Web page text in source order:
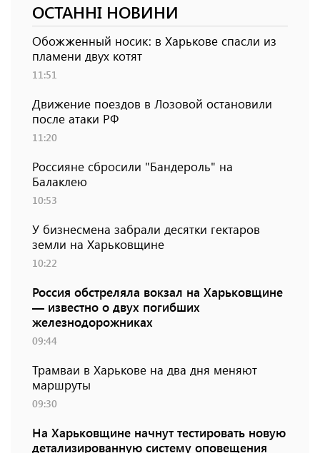
ОСТАННІ НОВИНИ
Обожженный носик: в Харькове спасли из
пламени двух котят
11:51
Движение поездов в Лозовой остановили
после атаки РФ
11:20
Россияне сбросили "Бандероль" на
Балаклею
10:53
У бизнесмена забрали десятки гектаров
земли на Харьковщине
10:22
Россия обстреляла вокзал на Харьковщине
— известно о двух погибших
железнодорожниках
09:44
Трамваи в Харькове на два дня меняют
маршруты
09:30
На Харьковщине начнут тестировать новую
детализированную систему оповещения